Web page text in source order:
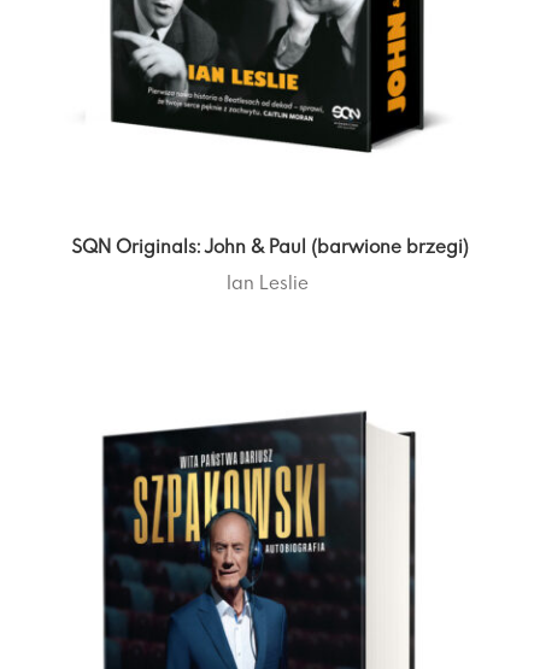
SQN Originals: John & Paul (barwione brzegi)
Ian Leslie